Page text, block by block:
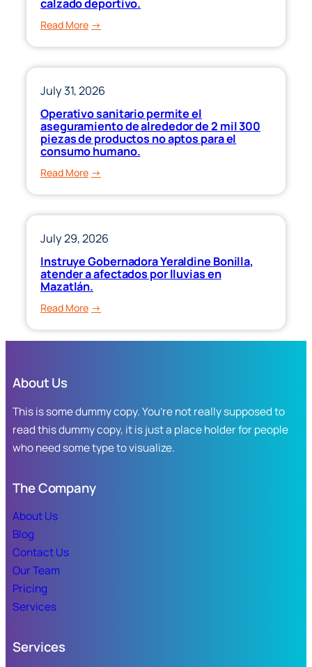
“Ponte
al
Corriente”,
apoyar
la
economía
familiar
en
Sinaloa.
calzado deportivo.
Read More:
puso
en
el
canje
de
uniformes,
escolares
y
calzado
July 31, 2026
Operativo sanitario permite el
aseguramiento de alrededor de 2 mil 300
piezas de productos no aptos para el
consumo humano.
Read More:
permite
el
de
alrededor
2
mil
no
aptos
para
humano.
July 29, 2026
Instruye Gobernadora Yeraldine Bonilla,
atender a afectados por lluvias en
Mazatlán.
Read More:
Gobernadora
afectados
por
lluvias
Mazatlán.
About Us
This is some dummy copy. You’re not really supposed to
read this dummy copy, it is just a place holder for people
who need some type to visualize.
The Company
About Us
Blog
Contact Us
Our Team
Pricing
Services
Services